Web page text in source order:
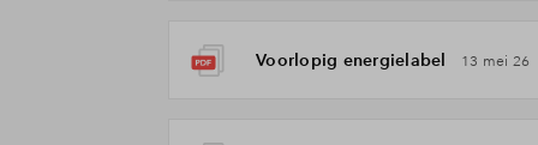
Voorlopig energielabel 13 mei 26